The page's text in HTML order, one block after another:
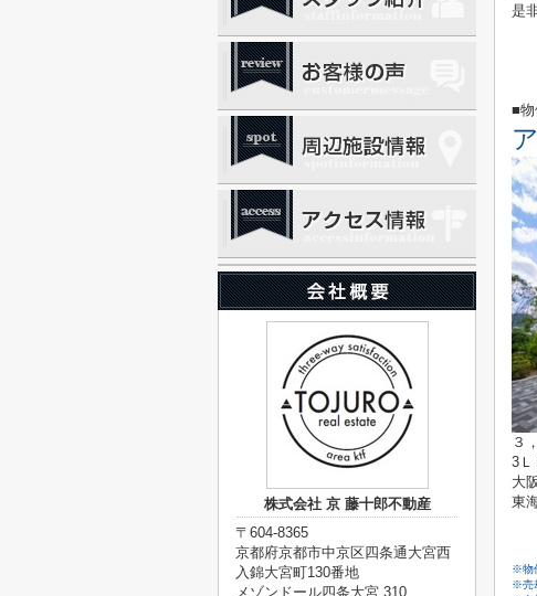
是
■物
３
3
大
東
※物
※売
株式会社 京 藤十郎不動産
〒604-8365
京都府京都市中京区四条通大宮西
入錦大宮町130番地
メゾンドール四条大宮 310